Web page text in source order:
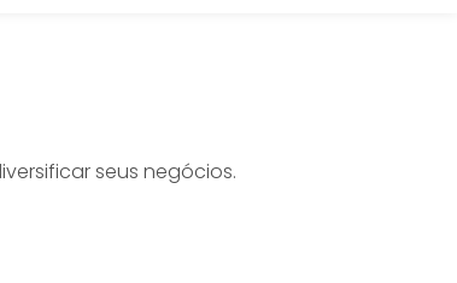
seus negócios.